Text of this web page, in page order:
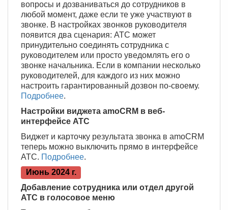
вопросы и дозваниваться до сотрудников в
любой момент, даже если те уже участвуют в
звонке. В настройках звонков руководителя
появится два сценария: АТС может
принудительно соединять сотрудника с
руководителем или просто уведомлять его о
звонке начальника. Если в компании несколько
руководителей, для каждого из них можно
настроить гарантированный дозвон по-своему.
Подробнее.
Настройки виджета amoCRM в веб-
интерфейсе АТC
Виджет и карточку результата звонка в amoCRM
теперь можно выключить прямо в интерфейсе
АТС. Подробнее.
Июнь 2024 г.
Добавление сотрудника или отдел другой
АТС в голосовое меню